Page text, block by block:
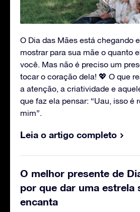
O Dia das Mães está chegando
mostrar para sua mãe o quanto
você. Mas não é preciso um
tocar o coração dela! 💖 O que
a atenção, a criatividade e
que faz ela pensar: “Uau, isso é
mim”.
Leia o artigo completo
O melhor presente de
por que dar uma estrela
encanta